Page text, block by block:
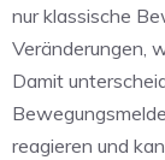
nur klassische
Veränderungen,
Damit
reagieren und